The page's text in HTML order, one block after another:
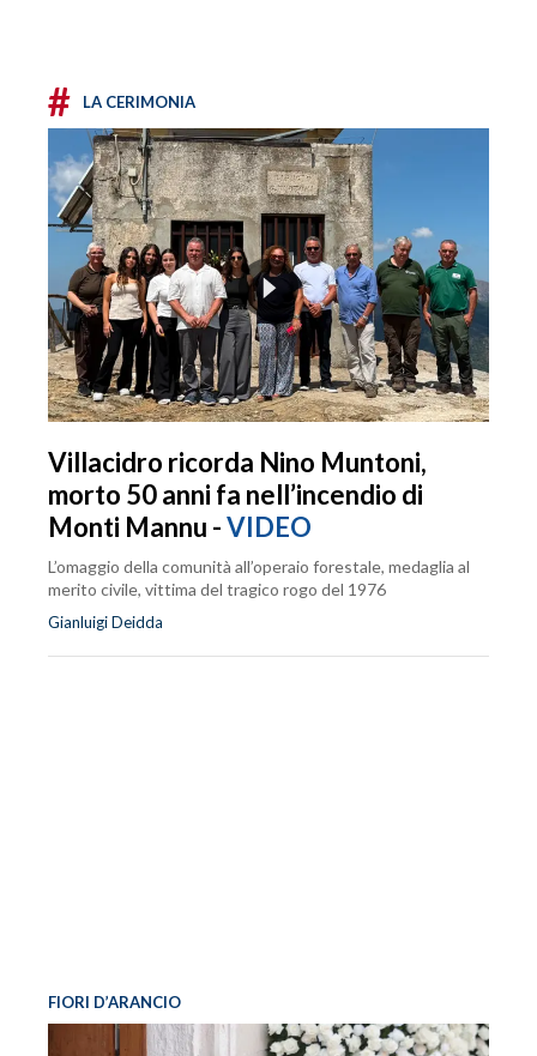
# LA CERIMONIA
Villacidro ricorda Nino Muntoni,
morto 50 anni fa nell’incendio di
Monti Mannu -VIDEO
L’omaggio della comunità all’operaio forestale, medaglia al
merito civile, vittima del tragico rogo del 1976
Gianluigi Deidda
FIORI D’ARANCIO